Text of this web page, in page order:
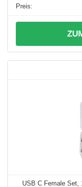
USB C Female Set,